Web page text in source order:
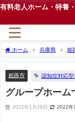
有料老人ホーム・特養
ホーム 兵庫県 姫
姫路市 認知症対応
グループホーム
2022年1月28日 2022年